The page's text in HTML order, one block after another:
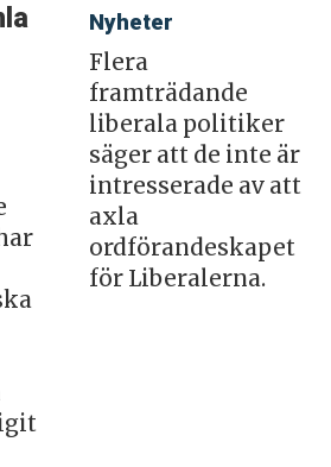
Nyheter
Flera
framträdande
liberala politiker
säger att de inte är
intresserade av att
axla
ordförandeskapet
för Liberalerna.